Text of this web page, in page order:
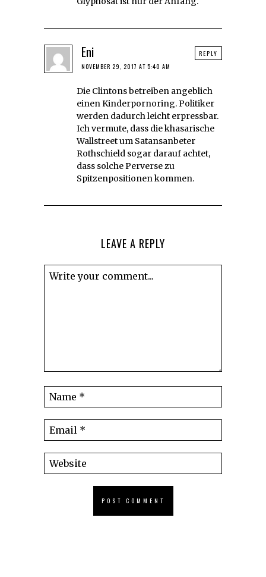
Eni
NOVEMBER 29, 2017 AT 5:40 AM
Die Clintons betreiben angeblich
einen Kinderpornoring. Politiker
werden dadurch leicht erpressbar.
Ich vermute, dass die khasarische
Wallstreet um Satansanbeter
Rothschield sogar darauf achtet,
dass solche Perverse zu
Spitzenpositionen kommen.
REPLY
LEAVE A REPLY